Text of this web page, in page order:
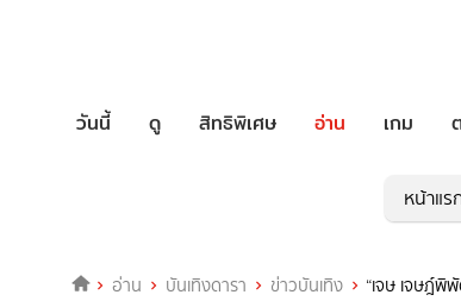
วันนี้ ดู สิทธิพิเศษ อ่าน เกม
หน้าแร
อ่าน บันเทิงดารา ข่าวบันเทิง “เจษ เจษฎ์